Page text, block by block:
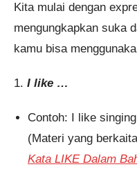
Kita mulai dengan
mengungkapkan suka
kamu bisa
1. I like …
Contoh: I like
(Materi yang
Kata LIKE Dalam